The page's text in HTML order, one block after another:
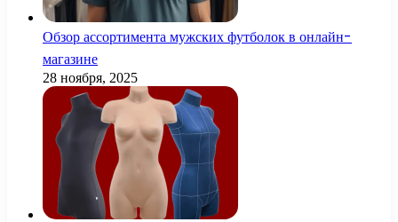
Обзор ассортимента мужских футболок в онлайн-
магазине
28 ноября, 2025